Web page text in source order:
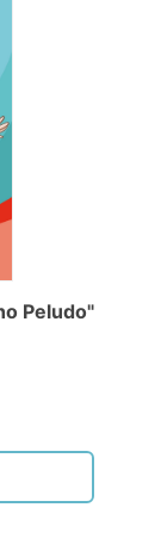
Peludo"